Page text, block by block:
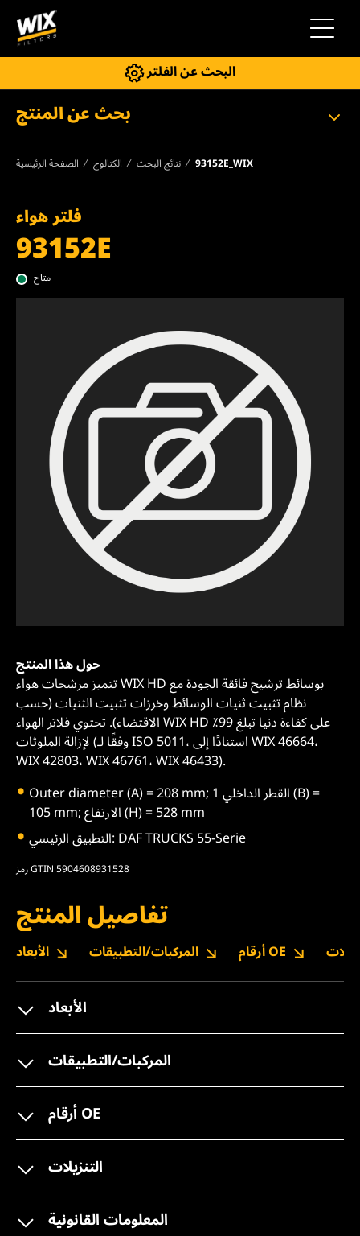
التنقل
البحث عن الفلتر
بحث عن المنتج
الصفحة الرئيسية الكتالوج نتائج البحث 93152E_WIX
فلتر هواء
93152E
متاح
حول هذا المنتج
تتميز مرشحات هواء WIX HD بوسائط ترشيح فائقة الجودة مع
نظام تثبيت ثنيات الوسائط وخرزات تثبيت الثنيات (حسب
الاقتضاء). تحتوي فلاتر الهواء WIX HD على كفاءة دنيا تبلغ 99٪
لإزالة الملوثات (وفقًا لـ ISO 5011، استنادًا إلى WIX 46664،
WIX 42803، WIX 46761، WIX 46433).
Outer diameter (A) = 208 mm; القطر الداخلي 1 (B) =
105 mm; الارتفاع (H) = 528 mm
التطبيق الرئيسي: DAF TRUCKS 55-Serie
رمز GTIN 5904608931528
تفاصيل المنتج
الأبعاد المركبات/التطبيقات أرقام OE
الأبعاد
المركبات/التطبيقات
أرقام OE
التنزيلات
المعلومات القانونية